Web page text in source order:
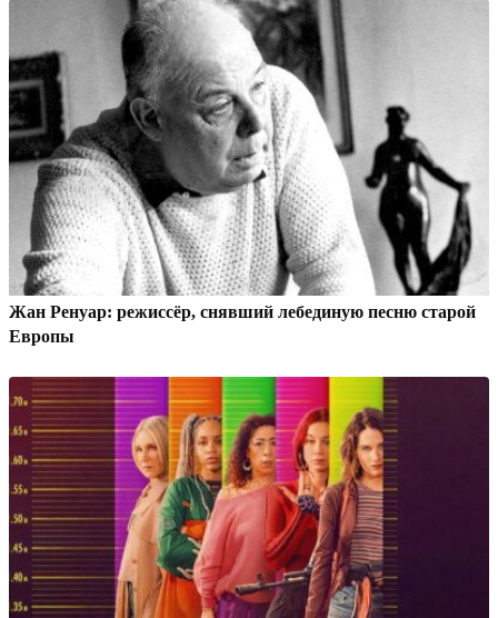
Жан Ренуар: режиссёр, снявший лебединую песню старой
Европы